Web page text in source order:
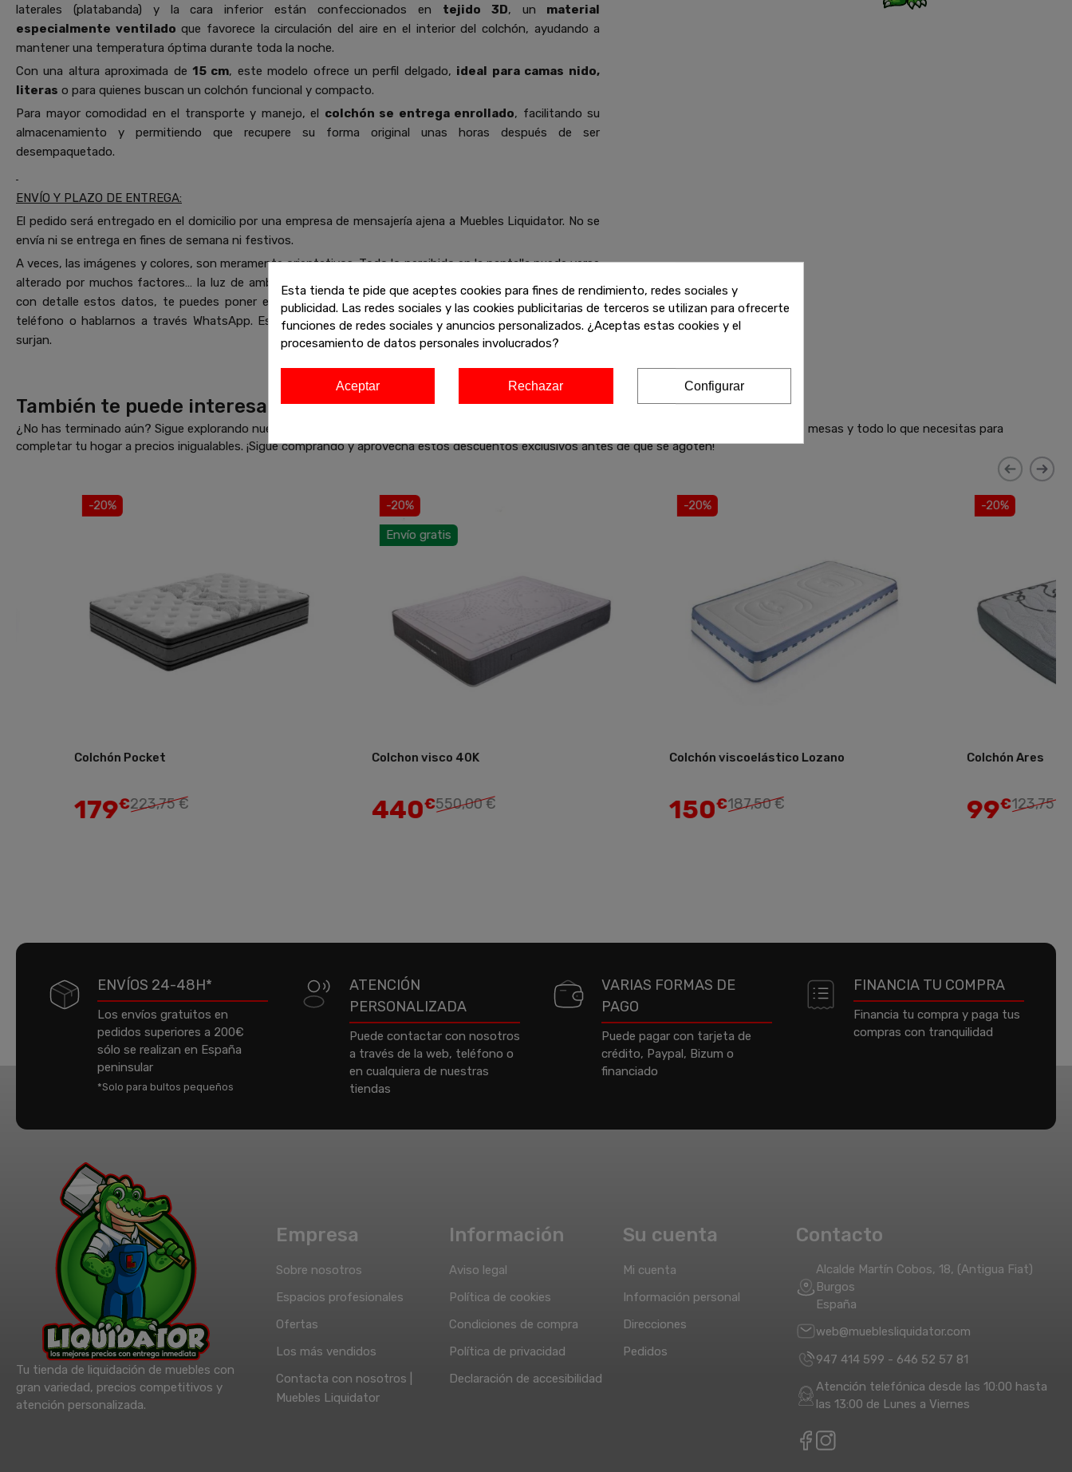
laterales (platabanda) y la cara inferior están confeccionados en tejido 3D, un material
especialmente ventilado que favorece la circulación del aire en el interior del colchón, ayudando a
mantener una temperatura óptima durante toda la noche.
Con una altura aproximada de 15 cm, este modelo ofrece un perfil delgado, ideal para camas nido,
literas o para quienes buscan un colchón funcional y compacto.
Para mayor comodidad en el transporte y manejo, el colchón se entrega enrollado, facilitando su
almacenamiento y permitiendo que recupere su forma original unas horas después de ser
desempaquetado.
ENVÍO Y PLAZO DE ENTREGA:
El pedido será entregado en el domicilio por una empresa de mensajería ajena a Muebles Liquidator. No se
envía ni se entrega en fines de semana ni festivos.
A veces, las imágenes y colores, son meramente orientativos. Todo lo percibido en la pantalla puede verse
alterado por muchos factores… la luz de ambiente, el ángulo de visualización, etc. Si necesitas conocer
con detalle estos datos, te puedes poner en contacto con nosotros a través de nuestro número de
teléfono o hablarnos a través WhatsApp. Estaremos encantados de aclararte todas las dudas que te
surjan.
También te puede interesar
¿No has terminado aún? Sigue explorando nuestras increíbles ofertas de liquidación en muebles de alta calidad. Encuentra más sofás, armarios, mesas y todo lo que necesitas para
completar tu hogar a precios inigualables. ¡Sigue comprando y aprovecha estos descuentos exclusivos antes de que se agoten!
Colchón Pocket
179€223,75 €
Colchon visco 40K
440 €550,00 €
Envío gratis
Colchón viscoelástico Lozano
150€187,50 €
Colchón Ares
€123,75 €
ENVÍOS 24-48H*
Los envíos gratuitos en
pedidos superiores a 200€
sólo se realizan en España
peninsular
*Solo para bultos pequeños
ATENCIÓN
PERSONALIZADA
Puede contactar con nosotros
a través de la web, teléfono o
en cualquiera de nuestras
tiendas
VARIAS FORMAS DE
PAGO
Puede pagar con tarjeta de
crédito, Paypal, Bizum o
financiado
FINANCIA TU COMPRA
Financia tu compra y paga tus
compras con tranquilidad
Tu tienda de liquidación de muebles con
gran variedad, precios competitivos y
atención personalizada.
Empresa
Sobre nosotros
Espacios profesionales
Ofertas
Los más vendidos
Contacta con nosotros |
Muebles Liquidator
Información
Aviso legal
Política de cookies
Condiciones de compra
Política de privacidad
Declaración de accesibilidad
Su cuenta
Mi cuenta
Información personal
Direcciones
Pedidos
Contacto
Alcalde Martín Cobos, 18, (Antigua Fiat)
Burgos
España
web@mueblesliquidator.com
947 414 599 - 646 52 57 81
Atención telefónica desde las 10:00 hasta
las 13:00 de Lunes a Viernes
Esta tienda te pide que aceptes cookies para fines de rendimiento, redes sociales y
publicidad. Las redes sociales y las cookies publicitarias de terceros se utilizan para ofrecerte
funciones de redes sociales y anuncios personalizados. ¿Aceptas estas cookies y el
procesamiento de datos personales involucrados?
Aceptar Rechazar Configurar